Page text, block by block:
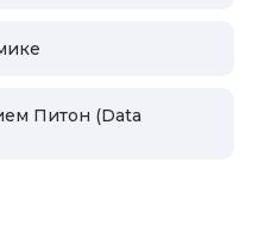
Питон (Data